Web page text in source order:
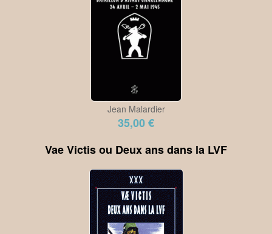
Jean Malardier
35,00 €
Vae Victis ou Deux ans dans la LVF